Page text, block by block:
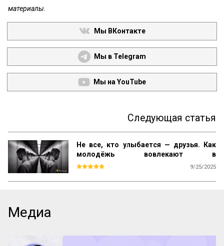
материалы.
Мы ВКонтакте
Мы в Telegram
Мы на YouTube
Следующая статья
Не все, кто улыбается — друзья. Как
молодёжь вовлекают в
деструктивные сообщества
9/25/2025
стоит думать, что туда попадают только
Медиа